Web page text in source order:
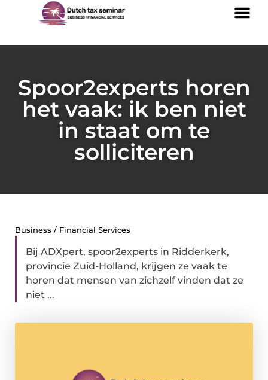
Spoor2experts horen
het vaak: ik ben niet
in staat om te
solliciteren
Business / Financial Services
Bij ADXpert, spoor2experts in Ridderkerk,
provincie Zuid-Holland, krijgen ze vaak te
horen dat mensen van zichzelf vinden dat ze
niet ...